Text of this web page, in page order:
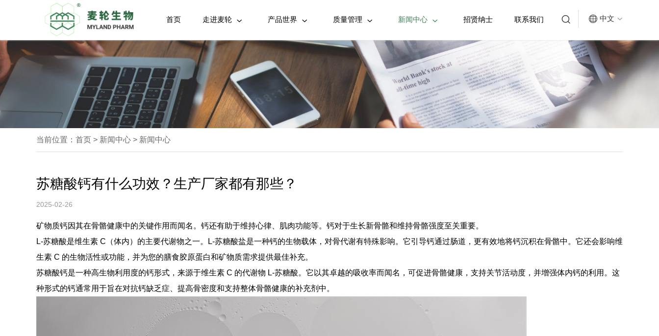
首页 走进麦轮  产品世界  质量管理  新闻中心  招贤纳士 联系我们   中文 
当前位置： 首页 > 新闻中心 > 新闻中心
苏糖酸钙有什么功效？生产厂家都有那些？
2025-02-26
矿物质钙因其在骨骼健康中的关键作用而闻名。钙还有助于维持心律、肌肉功能等。钙对于生长新骨骼和维持骨骼强度至关重要。
L-苏糖酸是维生素 C（体内）的主要代谢物之一。L-苏糖酸盐是一种钙的生物载体，对骨代谢有特殊影响。它引导钙通过肠道，更有效地将钙沉积在骨骼中。它还会影响维
生素 C 的生物活性或功能，并为您的膳食胶原蛋白和矿物质需求提供最佳补充。
苏糖酸钙是一种高生物利用度的钙形式，来源于维生素 C 的代谢物 L-苏糖酸。它以其卓越的吸收率而闻名，可促进骨骼健康，支持关节活动度，并增强体内钙的利用。这
种形式的钙通常用于旨在对抗钙缺乏症、提高骨密度和支持整体骨骼健康的补充剂中。